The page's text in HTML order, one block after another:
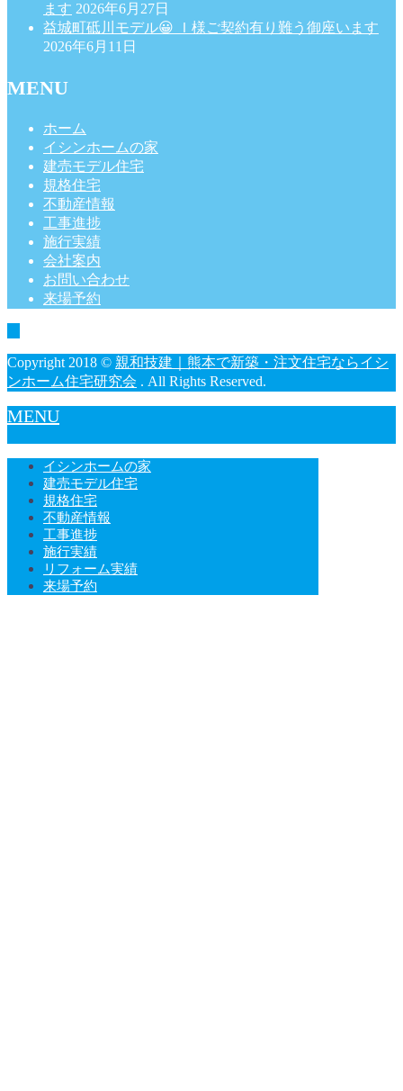
ます 2026年6月27日
益城町砥川モデル😀 Ｉ様ご契約有り難う御座います
2026年6月11日
MENU
ホーム
イシンホームの家
建売モデル住宅
規格住宅
不動産情報
工事進捗
施行実績
会社案内
お問い合わせ
来場予約
Copyright 2018 © 親和技建｜熊本で新築・注文住宅ならイシ
ンホーム住宅研究会 . All Rights Reserved.
MENU
イシンホームの家
建売モデル住宅
規格住宅
不動産情報
工事進捗
施行実績
リフォーム実績
来場予約